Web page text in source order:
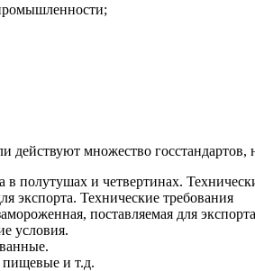
множество госстандартов,
и четвертинах.
Технические требования
поставляемая для
условия.
и т.д.